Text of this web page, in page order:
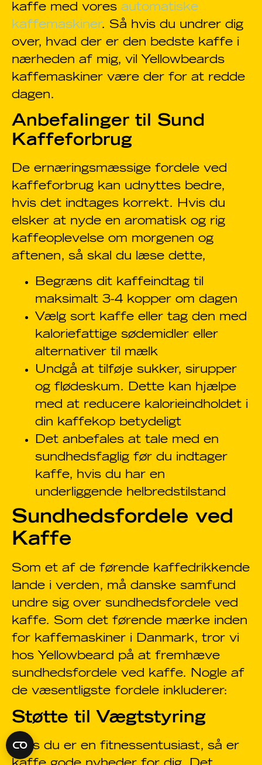
kaffe med vores automatiske
kaffemaskiner. Så hvis du undrer dig
over, hvad der er den bedste kaffe i
nærheden af mig, vil Yellowbeards
kaffemaskiner være der for at redde
dagen.
Anbefalinger til Sund
Kaffeforbrug
De ernæringsmæssige fordele ved
kaffeforbrug kan udnyttes bedre,
hvis det indtages korrekt. Hvis du
elsker at nyde en aromatisk og rig
kaffeoplevelse om morgenen og
aftenen, så skal du læse dette,
Begræns dit kaffeindtag til
maksimalt 3-4 kopper om dagen
Vælg sort kaffe eller tag den med
kaloriefattige sødemidler eller
alternativer til mælk
Undgå at tilføje sukker, sirupper
og flødeskum. Dette kan hjælpe
med at reducere kalorieindholdet i
din kaffekop betydeligt
Det anbefales at tale med en
sundhedsfaglig før du indtager
kaffe, hvis du har en
underliggende helbredstilstand
Sundhedsfordele ved
Kaffe
Som et af de førende kaffedrikkende
lande i verden, må danske samfund
undre sig over sundhedsfordele ved
kaffe. Som det førende mærke inden
for kaffemaskiner i Danmark, tror vi
hos Yellowbeard på at fremhæve
sundhedsfordele ved kaffe. Nogle af
de væsentligste fordele inkluderer:
Støtte til Vægtstyring
Hvis du er en fitnessentusiast, så er